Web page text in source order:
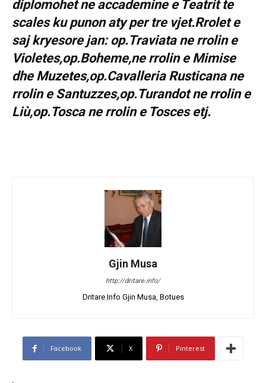
diplomohet ne accademine e Teatrit te
scales ku punon aty per tre vjet.Rrolet e
saj kryesore jan: op.Traviata ne rrolin e
Violetes,op.Boheme,ne rrolin e Mimise
dhe Muzetes,op.Cavalleria Rusticana ne
rrolin e Santuzzes,op.Turandot ne rrolin e
Liù,op.Tosca ne rrolin e Tosces etj.
Gjin Musa
http://dritare.info/
Dritare.Info Gjin Musa, Botues
Facebook X Pinterest